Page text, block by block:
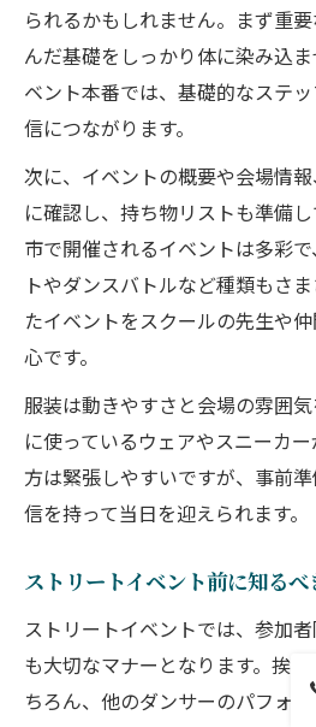
られるかもしれません。まず重
んだ基礎をしっかり体に染み込
ベント本番では、基礎的なステ
信につながります。
次に、イベントの概要や会場情
に確認し、持ち物リストも準備
市で開催されるイベントは多彩
トやダンスバトルなど種類もさ
たイベントをスクールの先生や
心です。
服装は動きやすさと会場の雰囲
に使っているウェアやスニーカ
方は緊張しやすいですが、事前
信を持って当日を迎えられます。
ストリートイベント前に知る
ストリートイベントでは、参加
も大切なマナーとなります。挨拶
ちろん、他のダンサーのパフォ